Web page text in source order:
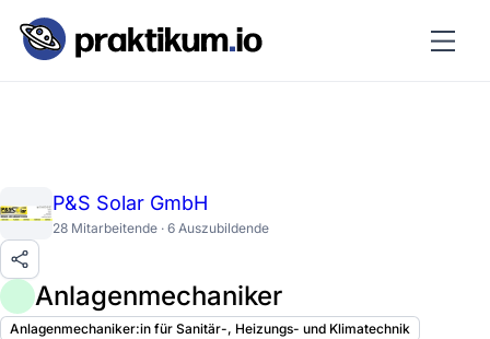
P&S Solar GmbH
28 Mitarbeitende · 6 Auszubildende
Anlagenmechaniker
Anlagenmechaniker:in für Sanitär-, Heizungs- und Klimatechnik